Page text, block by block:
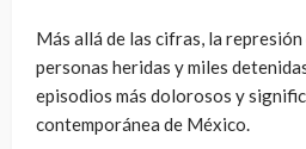
Más allá de las cifras, la
personas heridas y miles
episodios más dolorosos y
contemporánea de México.